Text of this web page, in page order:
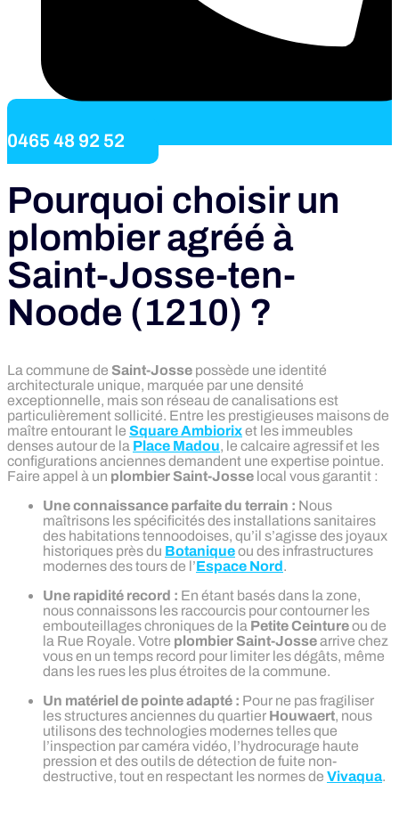
0465 48 92 52
Pourquoi choisir un
plombier agréé à
Saint-Josse-ten-
Noode (1210) ?
La commune de Saint-Josse possède une identité
architecturale unique, marquée par une densité
exceptionnelle, mais son réseau de canalisations est
particulièrement sollicité. Entre les prestigieuses maisons de
maître entourant le Square Ambiorixet les immeubles
denses autour de la Place Madou, le calcaire agressif et les
configurations anciennes demandent une expertise pointue.
Faire appel à un plombier Saint-Josse local vous garantit :
Une connaissance parfaite du terrain : Nous
maîtrisons les spécificités des installations sanitaires
des habitations tennoodoises, qu’il s’agisse des joyaux
historiques près du Botaniqueou des infrastructures
modernes des tours de l’Espace Nord.
Une rapidité record : En étant basés dans la zone,
nous connaissons les raccourcis pour contourner les
embouteillages chroniques de la Petite Ceintureou de
la Rue Royale. Votre plombier Saint-Jossearrive chez
vous en un temps record pour limiter les dégâts, même
dans les rues les plus étroites de la commune.
Un matériel de pointe adapté : Pour ne pas fragiliser
les structures anciennes du quartier Houwaert, nous
utilisons des technologies modernes telles que
l’inspection par caméra vidéo, l’hydrocurage haute
pression et des outils de détection de fuite non-
destructive, tout en respectant les normes de Vivaqua.